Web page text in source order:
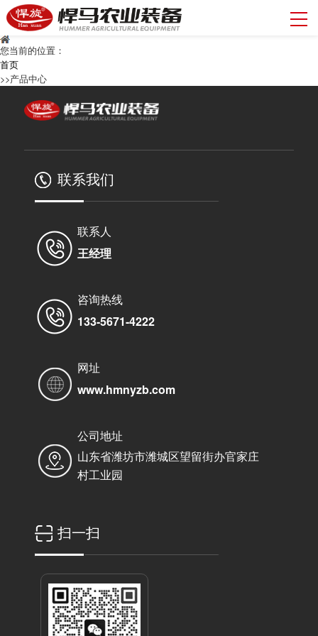
您当前的位置：
首页
>>产品中心
联系我们
联系人
王经理
咨询热线
133-5671-4222
网址
www.hmnyzb.com
公司地址
山东省潍坊市潍城区望留街办官家庄
村工业园
扫一扫